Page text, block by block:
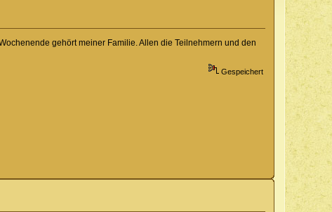
gehört meiner Familie. Allen die Teilnehmern und den
Gespeichert